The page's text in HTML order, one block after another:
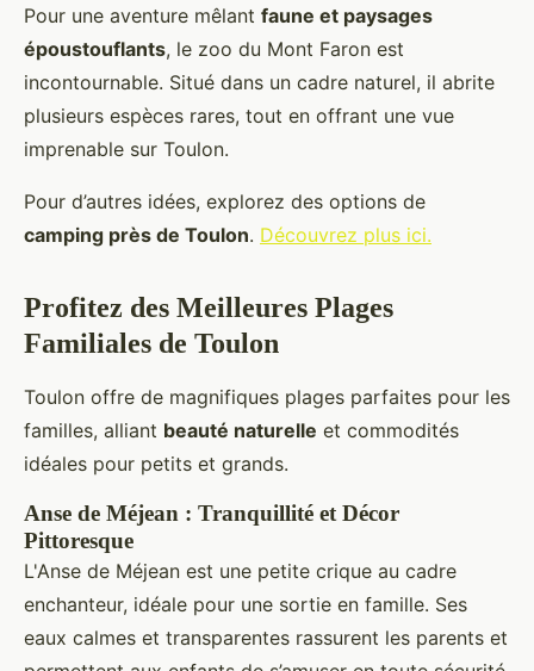
Pour une aventure mêlant faune et paysages
époustouflants, le zoo du Mont Faron est
incontournable. Situé dans un cadre naturel, il abrite
plusieurs espèces rares, tout en offrant une vue
imprenable sur Toulon.
Pour d’autres idées, explorez des options de
camping près de Toulon. Découvrez plus ici.
Profitez des Meilleures Plages
Familiales de Toulon
Toulon offre de magnifiques plages parfaites pour les
familles, alliant beauté naturelle et commodités
idéales pour petits et grands.
Anse de Méjean : Tranquillité et Décor
Pittoresque
L'Anse de Méjean est une petite crique au cadre
enchanteur, idéale pour une sortie en famille. Ses
eaux calmes et transparentes rassurent les parents et